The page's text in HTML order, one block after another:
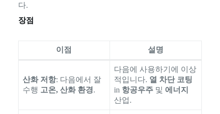
다.
장점
이점 설명
산화 저항: 다음에서 잘
수행 고온, 산화 환경.
다음에 사용하기에 이상
적입니다. 열 차단 코팅
in 항공우주및 에너지
산업.